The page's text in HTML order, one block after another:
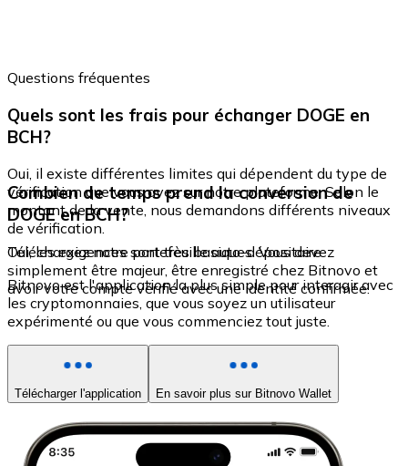
Questions fréquentes
Quels sont les frais pour échanger DOGE en
BCH?
Oui, il existe différentes limites qui dépendent du type de
vérification que vous avez sur notre plateforme. Selon le
montant de la vente, nous demandons différents niveaux
de vérification.
Combien de temps prend la conversion de
DOGE en BCH?
Oui, les exigences sont très basiques. Vous devez
simplement être majeur, être enregistré chez Bitnovo et
avoir votre compte vérifié avec une identité confirmée.
Téléchargez notre portefeuille auto-dépositaire
Bitnovo est l'application la plus simple pour interagir avec
les cryptomonnaies, que vous soyez un utilisateur
expérimenté ou que vous commenciez tout juste.
Télécharger l'application En savoir plus sur Bitnovo Wallet